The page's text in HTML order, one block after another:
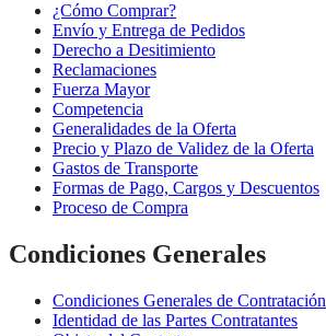
¿Cómo Comprar?
Envío y Entrega de Pedidos
Derecho a Desitimiento
Reclamaciones
Fuerza Mayor
Competencia
Generalidades de la Oferta
Precio y Plazo de Validez de la Oferta
Gastos de Transporte
Formas de Pago, Cargos y Descuentos
Proceso de Compra
Condiciones Generales
Condiciones Generales de Contratación
Identidad de las Partes Contratantes